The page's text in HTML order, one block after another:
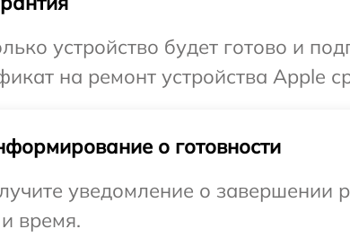
устройство будет готово и
на ремонт устройства Apple
о готовности
уведомление о завершении
время.